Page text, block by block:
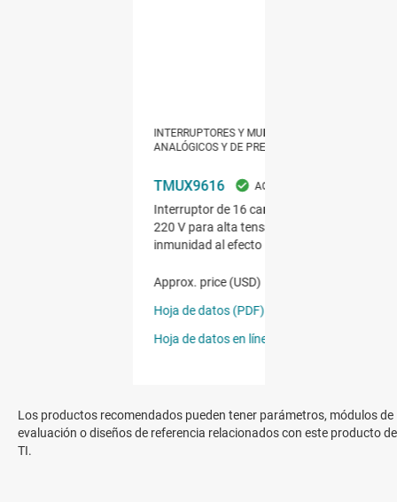
Los productos recomendados pueden tener parámetros, módulos de
evaluación o diseños de referencia relacionados con este producto de
TI.